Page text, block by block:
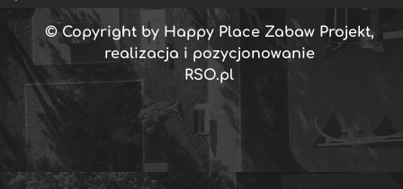
© Copyright by Happy Place Zabaw Projekt,
realizacja i pozycjonowanie
RSO.pl